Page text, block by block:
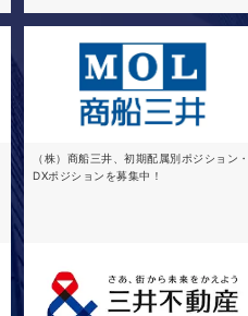
（株）商船三井、初期配属別ポジション
DXポジションを募集中！